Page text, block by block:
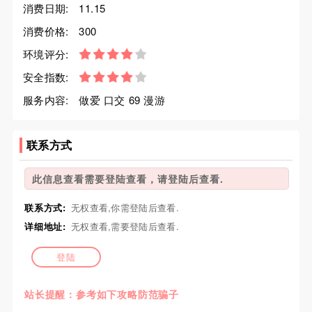
消费日期:
11.15
消费价格:
300
环境评分:
安全指数:
服务内容:
做爱 口交 69 漫游
联系方式
此信息查看需要登陆查看，请登陆后查看.
联系方式: 无权查看,你需登陆后查看.
详细地址: 无权查看,需要登陆后查看.
登陆
站长提醒：参考如下攻略防范骗子